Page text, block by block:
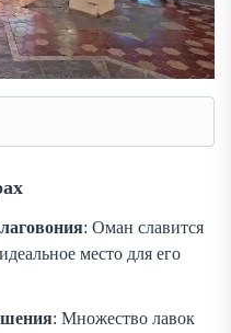
: Оман славится
место для его
: Множество лавок